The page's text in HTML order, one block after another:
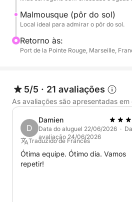
da costa.
Saboreie a magia do pôr do
um momento tranquilo no mar.
separadamente no porto por
Reserve hoje mesmo o seu
do sol comigo na Click & Boat!
P.S.: O combustível deverá
no porto, no final do cruzeiro,
Malmousque (pôr do sol)
Local ideal para admirar o pôr do sol.
Retorno às:
Port de la Pointe Rouge, Marseille,
5/5 · 21 avaliações
As avaliações são apresentadas
D
Damien
Data do aluguel 22/06/2026 ·
avaliação 24/06/2026
Traduzido de Francês
Ótima equipe. Ótimo dia. Vamos
repetir!